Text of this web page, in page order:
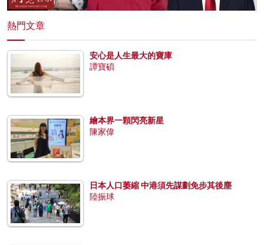
熱門文章
安心是人生最大的寶庫
譚寶碩
繪本界一顆閃亮新星
陳家偉
日本人口萎縮 中港須先謀劃免步其後塵
陸振球